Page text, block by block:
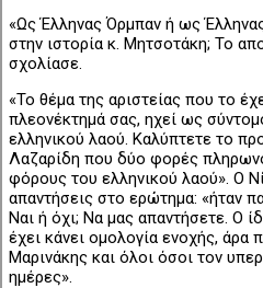
«Ως Έλληνας Όρμπαν ή ως
στην ιστορία κ. Μητσοτάκη; Το
σχολίασε.
«Το θέμα της αριστείας που το
πλεονέκτημά σας, ηχεί ως
ελληνικού λαού. Καλύπτετε το
Λαζαρίδη που δύο φορές
φόρους του ελληνικού λαού». Ο
απαντήσεις στο ερώτημα: «ήταν
Ναι ή όχι; Να μας απαντήσετε. Ο
έχει κάνει ομολογία ενοχής, άρα
Μαρινάκης και όλοι όσοι τον
ημέρες».